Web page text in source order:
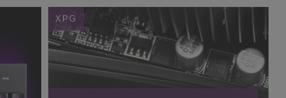
XPG